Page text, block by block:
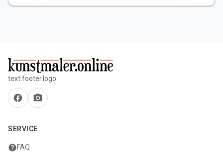
text.footer.logo
facebook camera_alt
SERVICE
helpFAQ